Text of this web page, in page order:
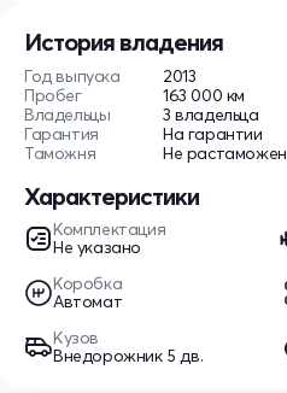
История владения
Год выпуска
2013
Пробег
163 000 км
Владельцы
3 владельца
Гарантия
На гарантии
Таможня
Не растаможен
Характеристики
Комплектация
Не указано
Коробка
Автомат
Кузов
Внедорожник 5 дв.